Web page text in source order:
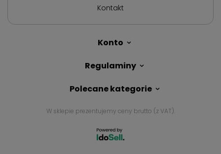
Kontakt
Konto
Regulaminy
Polecane kategorie
W sklepie prezentujemy ceny brutto (z VAT).